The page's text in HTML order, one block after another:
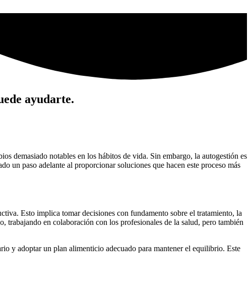
ayudarte.
demasiado notables en los hábitos de vida. Sin embargo, la autogestión es
un paso adelante al proporcionar soluciones que hacen este proceso más
Esto implica tomar decisiones con fundamento sobre el tratamiento, la
trabajando en colaboración con los profesionales de la salud, pero también
y adoptar un plan alimenticio adecuado para mantener el equilibrio. Este